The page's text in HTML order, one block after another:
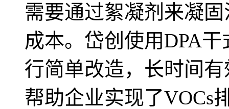
需要通过絮凝剂来凝
成本。岱创使用DPA
行简单改造，长时间
帮助企业实现了VOCs